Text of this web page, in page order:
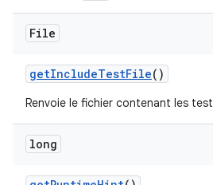
File
getIncludeTestFile()
Renvoie le fichier contenant les
long